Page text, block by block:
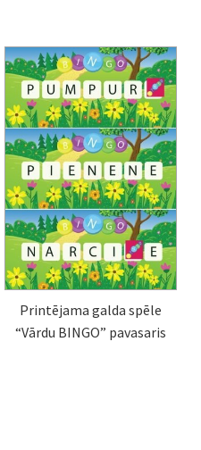
Printējama galda spēle
“Vārdu BINGO” pavasaris